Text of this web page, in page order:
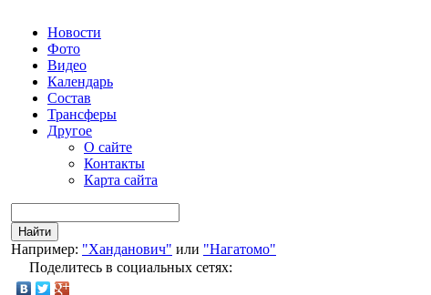
Новости
Фото
Видео
Календарь
Состав
Трансферы
Другое
О сайте
Контакты
Карта сайта
Найти
Например: "Ханданович" или "Нагатомо"
Поделитесь в социальных сетях: